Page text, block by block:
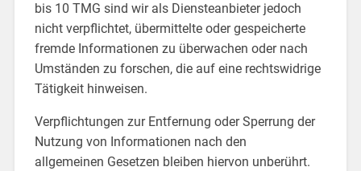
bis 10 TMG sind wir als Diensteanbieter jedoch
nicht verpflichtet, übermittelte oder gespeicherte
fremde Informationen zu überwachen oder nach
Umständen zu forschen, die auf eine rechtswidrige
Tätigkeit hinweisen.
Verpflichtungen zur Entfernung oder Sperrung der
Nutzung von Informationen nach den
allgemeinen Gesetzen bleiben hiervon unberührt.